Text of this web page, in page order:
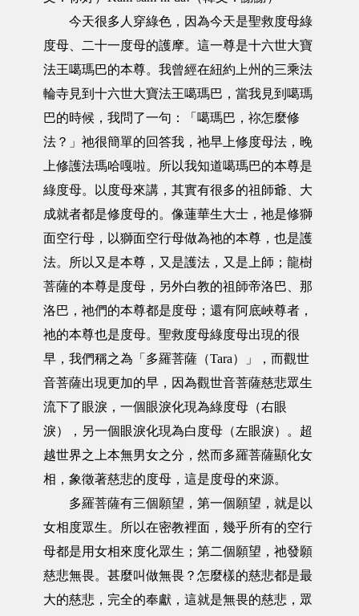
今天很多人穿綠色，因為今天是聖救度母綠
度母、二十一度母的護摩。這一尊是十六世大寶
法王噶瑪巴的本尊。我曾經在紐約上州的三乘法
輪寺見到十六世大寶法王噶瑪巴，當我見到噶瑪
巴的時候，我問了一句：「噶瑪巴，祢怎麼修
法？」祂很簡單的回答我，祂早上修度母法，晚
上修護法瑪哈嘎啦。所以我知道噶瑪巴的本尊是
綠度母。以度母來講，其實有很多的祖師爺、大
成就者都是修度母的。像蓮華生大士，祂是修獅
面空行母，以獅面空行母做為祂的本尊，也是護
法。所以又是本尊，又是護法，又是上師；龍樹
菩薩的本尊是度母，另外白教的祖師帝洛巴、那
洛巴，祂們的本尊都是度母；還有阿底峽尊者，
祂的本尊也是度母。聖救度母綠度母出現的很
早，我們稱之為「多羅菩薩（Tara）」，而觀世
音菩薩出現更加的早，因為觀世音菩薩慈悲眾生
流下了眼淚，一個眼淚化現為綠度母（右眼
淚），另一個眼淚化現為白度母（左眼淚）。超
越世界之上本無男女之分，然而多羅菩薩顯化女
相，象徵著慈悲的度母，這是度母的來源。
多羅菩薩有三個願望，第一個願望，就是以
女相度眾生。所以在密教裡面，幾乎所有的空行
母都是用女相來度化眾生；第二個願望，祂發願
慈悲無畏。甚麼叫做無畏？怎麼樣的慈悲都是最
大的慈悲，完全的奉獻，這就是無畏的慈悲，眾